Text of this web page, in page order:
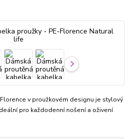
v proužkovém designu je stylový
pro každodenní nošení a oživení